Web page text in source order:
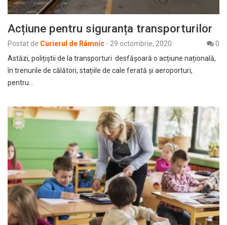
Acțiune pentru siguranța transporturilor
Postat de Curierul de Râmnic - 29 octombrie, 2020
0
Astăzi, polițiștii de la transporturi desfășoară o acțiune națională,
în trenurile de călători, stațiile de cale ferată și aeroporturi,
pentru…